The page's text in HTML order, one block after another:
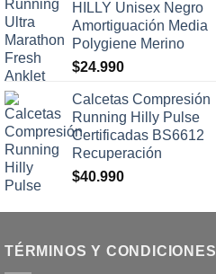
HILLY Unisex Negro
Amortiguación Media
Polygiene Merino
$24.990
Calcetas Compresión
Running Hilly Pulse
Certificadas BS6612
Recuperación
$40.990
TÉRMINOS Y CONDICIONES